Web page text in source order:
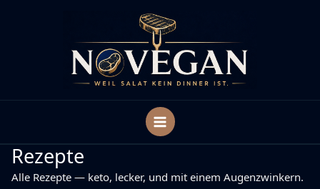
Rezepte
Alle Rezepte — keto, lecker, und mit einem Augenzwinkern.